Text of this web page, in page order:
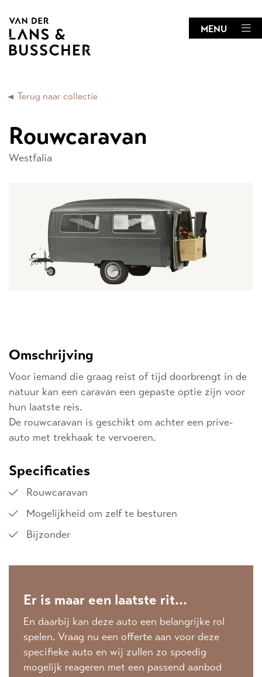
MENU
Terug naar collectie
Rouwcaravan
Westfalia
Omschrijving
Voor iemand die graag reist of tijd doorbrengt in de
natuur kan een caravan een gepaste optie zijn voor
hun laatste reis.
De rouwcaravan is geschikt om achter een prive-
auto met trekhaak te vervoeren.
Specificaties
Rouwcaravan
Mogelijkheid om zelf te besturen
Bijzonder
Er is maar een laatste rit...
En daarbij kan deze auto een belangrijke rol
spelen. Vraag nu een offerte aan voor deze
specifieke auto en wij zullen zo spoedig
mogelijk reageren met een passend aanbod